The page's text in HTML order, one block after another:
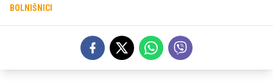
BOLNIŠNICI